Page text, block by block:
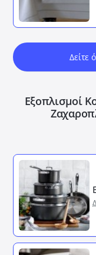
Δείτε
Εξοπλισμοί